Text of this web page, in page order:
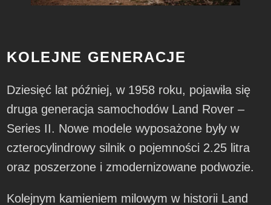
KOLEJNE GENERACJE
Dziesięć lat później, w 1958 roku, pojawiła się
druga generacja samochodów Land Rover –
Series II. Nowe modele wyposażone były w
czterocylindrowy silnik o pojemności 2.25 litra
oraz poszerzone i zmodernizowane podwozie.
Kolejnym kamieniem milowym w historii Land